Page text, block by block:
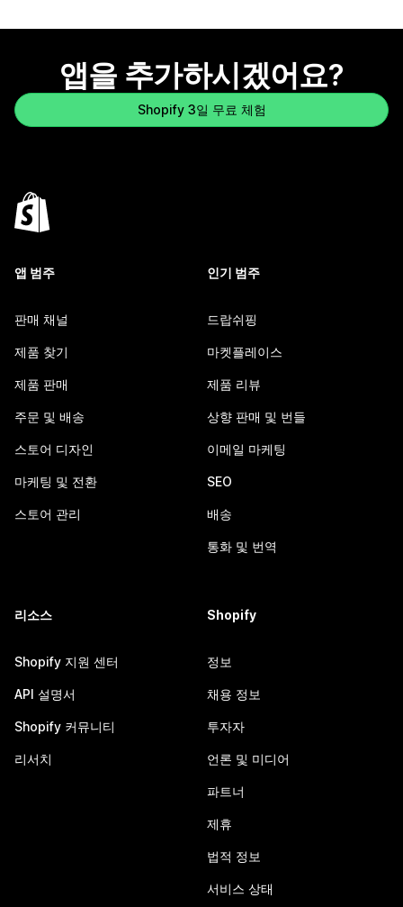
앱을 추가하시겠어요?
Shopify 3일 무료 체험
앱 범주
판매 채널
제품 찾기
제품 판매
주문 및 배송
스토어 디자인
마케팅 및 전환
스토어 관리
인기 범주
드랍쉬핑
마켓플레이스
제품 리뷰
상향 판매 및 번들
이메일 마케팅
SEO
배송
통화 및 번역
리소스
Shopify 지원 센터
API 설명서
Shopify 커뮤니티
리서치
Shopify
정보
채용 정보
투자자
언론 및 미디어
파트너
제휴
법적 정보
서비스 상태